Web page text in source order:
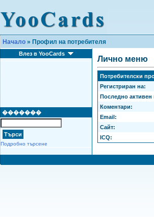
Начало » Профил на потребителя
Влез в YooCards
�������
Подробно търсене
Лично меню
Потребителски
Регистриран на:
Последно активен
Коментари:
Email:
Сайт:
ICQ: